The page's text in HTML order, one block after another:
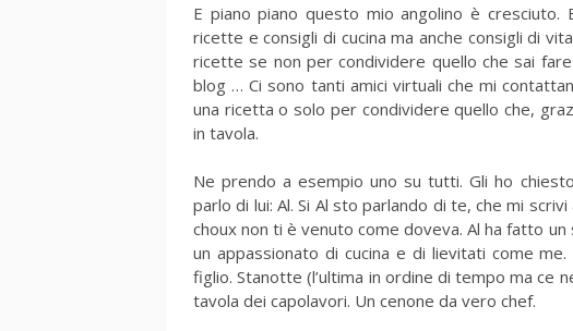
E piano piano questo mio angolino è cresciuto.
ricette e consigli di cucina ma anche consigli di
ricette se non per condividere quello che sai
blog … Ci sono tanti amici virtuali che mi
una ricetta o solo per condividere quello che,
in tavola.
Ne prendo a esempio uno su tutti. Gli ho
parlo di lui: Al. Si Al sto parlando di te, che mi
choux non ti è venuto come doveva. Al ha fatto
un appassionato di cucina e di lievitati come
figlio. Stanotte (l’ultima in ordine di tempo ma ce
tavola dei capolavori. Un cenone da vero chef.